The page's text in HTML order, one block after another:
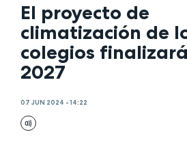
El proyecto de
climatización de
colegios
2027
07 JUN 2024 - 14:22